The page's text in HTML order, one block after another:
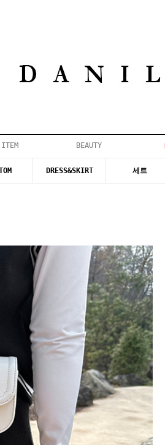
BEAUTY
DRESS&SKIRT 세트